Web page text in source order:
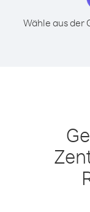
Wähle aus der